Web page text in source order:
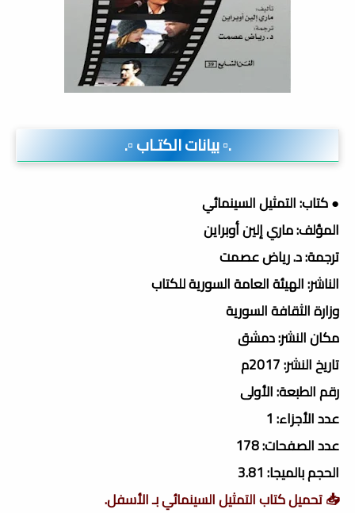
.▫️ بيانات الكتـاب ▫️.
● كتاب: التمثيل السينمائي
المؤلف: ماري إلين أوبراين
ترجمة: د. رياض عصمت
الناشر: الهيئة العامة السورية للكتاب
وزارة الثقافة السورية
مكان النشر: دمشق
تاريخ النشر: 2017م
رقم الطبعة: الأولى
عدد الأجزاء: 1
عدد الصفحات: 178
الحجم بالميجا: 3.81
📥 تحميل كتاب التمثيل السينمائي بـ الأسفل.